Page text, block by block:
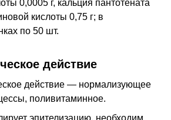
0,0005 г, кальция пантотената
кислоты 0,75 г; в
по 50 шт.
действие
действие — нормализующее
поливитаминное.